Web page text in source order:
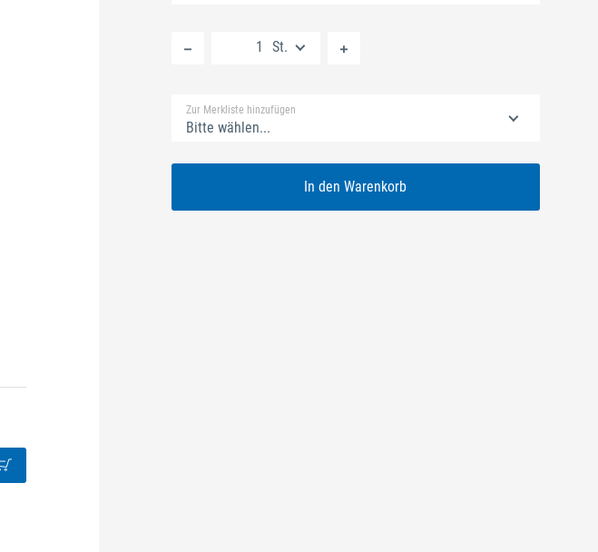
St.
Zur Merkliste hinzufügen
Bitte wählen...
In den Warenkorb